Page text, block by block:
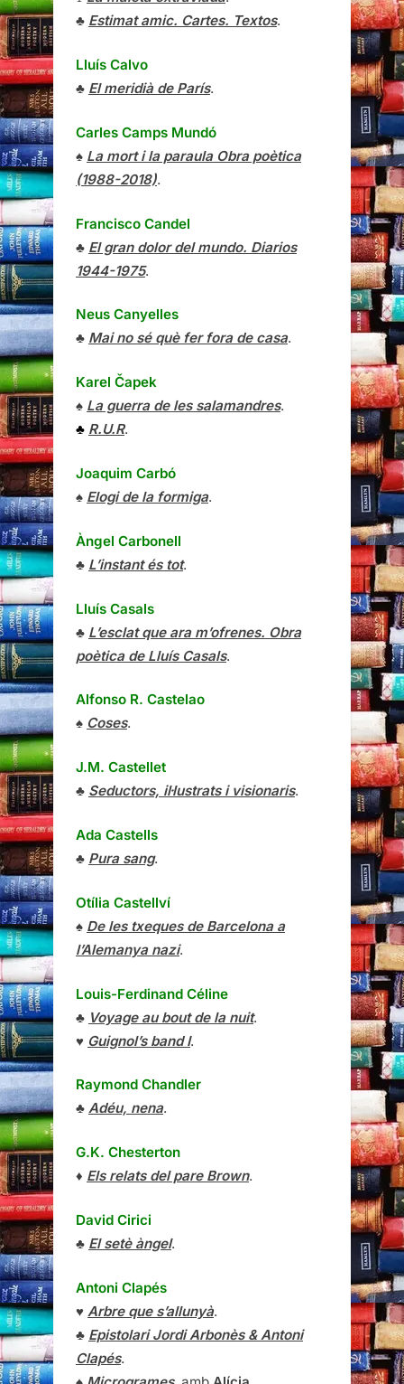
♣ Estimat amic. Cartes. Textos.
Lluís Calvo
♣ El meridià de París.
Carles Camps Mundó
♠ La mort i la paraula Obra poètica
(1988-2018).
Francisco Candel
♣ El gran dolor del mundo. Diarios
1944-1975.
Neus Canyelles
♣ Mai no sé què fer fora de casa.
Karel Čapek
♠ La guerra de les salamandres.
♣ R.U.R.
Joaquim Carbó
♠ Elogi de la formiga.
Àngel Carbonell
♣ L’instant és tot.
Lluís Casals
♣ L’esclat que ara m’ofrenes. Obra
poètica de Lluís Casals.
Alfonso R. Castelao
♠ Coses.
J.M. Castellet
♣ Seductors, il·lustrats i visionaris.
Ada Castells
♣ Pura sang.
Otília Castellví
♠ De les txeques de Barcelona a
l’Alemanya nazi.
Louis-Ferdinand Céline
♣ Voyage au bout de la nuit.
♥ Guignol’s band I.
Raymond Chandler
♣ Adéu, nena.
G.K. Chesterton
♦ Els relats del pare Brown.
David Cirici
♣ El setè àngel.
Antoni Clapés
♥ Arbre que s’allunyà.
♣ Epistolari Jordi Arbonès & Antoni
Clapés.